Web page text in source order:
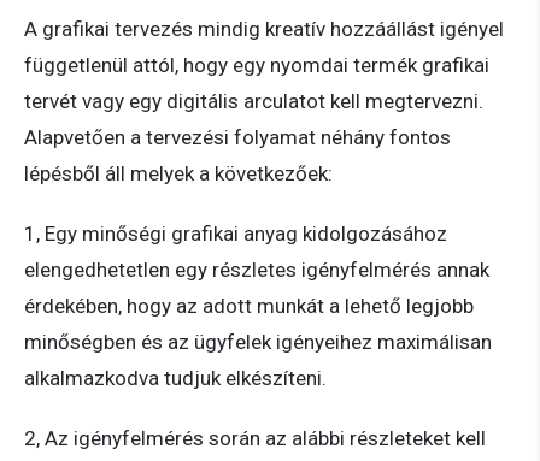
A grafikai tervezés mindig kreatív hozzáállást igényel
függetlenül attól, hogy egy nyomdai termék grafikai
tervét vagy egy digitális arculatot kell megtervezni.
Alapvetően a tervezési folyamat néhány fontos
lépésből áll melyek a következőek:
1, Egy minőségi grafikai anyag kidolgozásához
elengedhetetlen egy részletes igényfelmérés annak
érdekében, hogy az adott munkát a lehető legjobb
minőségben és az ügyfelek igényeihez maximálisan
alkalmazkodva tudjuk elkészíteni.
2, Az igényfelmérés során az alábbi részleteket kell